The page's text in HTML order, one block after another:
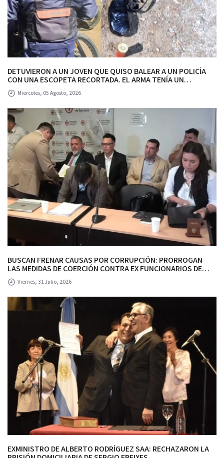
DETUVIERON A UN JOVEN QUE QUISO BALEAR A UN POLICÍA
CON UNA ESCOPETA RECORTADA. EL ARMA TENÍA UN
CARTUCHO CON MARCAS QUE INDICAN QUE EL JOVEN
GATILLÓ.
Miercoles, 05 Agosto, 2026
BUSCAN FRENAR CAUSAS POR CORRUPCIÓN: PRORROGAN
LAS MEDIDAS DE COERCIÓN CONTRA EX FUNCIONARIOS DE
ALBERTO RODRÍGUEZ SAA Y SE DEMORA EL TRATAMIENTO DEL
PEDIDO DE SOBRESEIMIENTO.
Viernes, 31 Julio, 2026
EXMINISTRO DE ALBERTO RODRÍGUEZ SAA: RECHAZARON LA